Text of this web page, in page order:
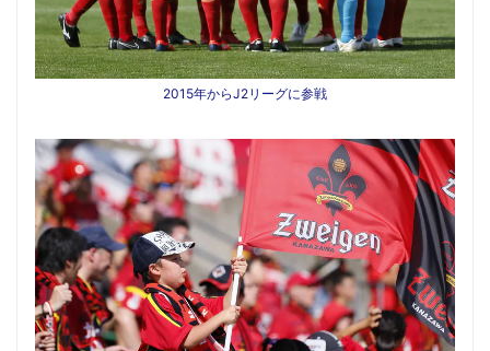
2015年からJ2リーグに参戦